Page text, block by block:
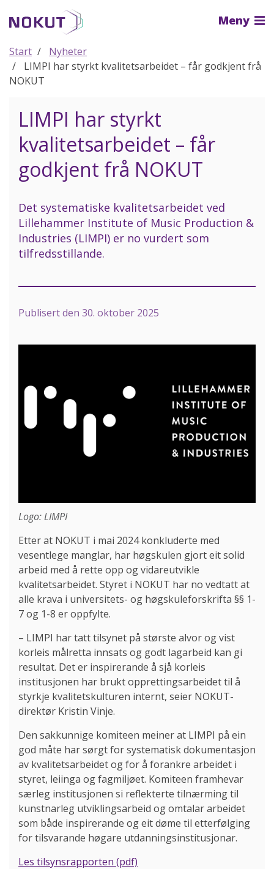
hovedinnhold
Meny
Start
Nyheter
LIMPI har styrkt kvalitetsarbeidet – får godkjent frå
NOKUT
LIMPI har styrkt
kvalitetsarbeidet – får
godkjent frå NOKUT
Det systematiske kvalitetsarbeidet ved
Lillehammer Institute of Music Production &
Industries (LIMPI) er no vurdert som
tilfredsstillande.
Publisert den 30. oktober 2025
Logo: LIMPI
Etter at NOKUT i mai 2024 konkluderte med
vesentlege manglar, har høgskulen gjort eit solid
arbeid med å rette opp og vidareutvikle
kvalitetsarbeidet. Styret i NOKUT har no vedtatt at
alle krava i universitets- og høgskuleforskrifta §§ 1-
7 og 1-8 er oppfylte.
– LIMPI har tatt tilsynet på største alvor og vist
korleis målretta innsats og godt lagarbeid kan gi
resultat. Det er inspirerande å sjå korleis
institusjonen har brukt opprettingsarbeidet til å
styrkje kvalitetskulturen internt, seier NOKUT-
direktør Kristin Vinje.
Den sakkunnige komiteen meiner at LIMPI på ein
god måte har sørgt for systematisk dokumentasjon
av kvalitetsarbeidet og for å forankre arbeidet i
styret, leiinga og fagmiljøet. Komiteen framhevar
særleg institusjonen si reflekterte tilnærming til
kunstnarleg utviklingsarbeid og omtalar arbeidet
som både inspirerande og eit døme til etterfølging
for tilsvarande høgare utdanningsinstitusjonar.
Les tilsynsrapporten (pdf)